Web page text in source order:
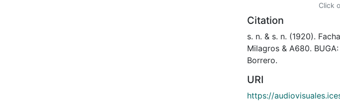
Click
Citation
s. n. & s. n. (1920).
Milagros & A680.
Borrero.
URI
https://